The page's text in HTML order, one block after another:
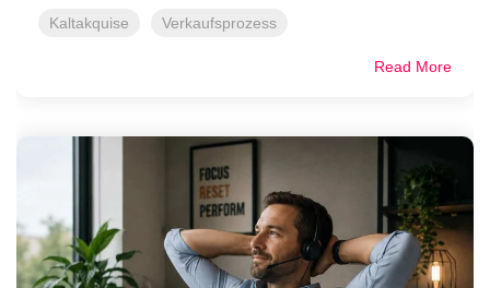
Kaltakquise Verkaufsprozess
Read More